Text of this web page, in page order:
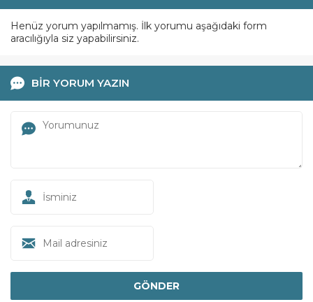
Henüz yorum yapılmamış. İlk yorumu aşağıdaki form
aracılığıyla siz yapabilirsiniz.
BİR YORUM YAZIN